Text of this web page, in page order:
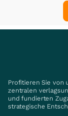
Profitieren Sie von
zentralen
und fundierten
strategische